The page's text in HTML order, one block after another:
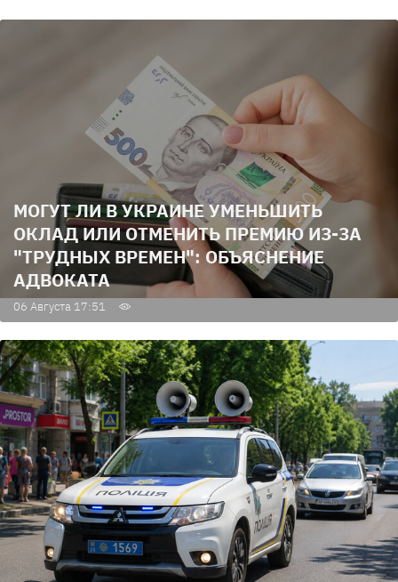
МОГУТ ЛИ В УКРАИНЕ УМЕНЬШИТЬ
ОКЛАД ИЛИ ОТМЕНИТЬ ПРЕМИЮ ИЗ-ЗА
"ТРУДНЫХ ВРЕМЕН": ОБЪЯСНЕНИЕ
АДВОКАТА
06 Августа 17:51